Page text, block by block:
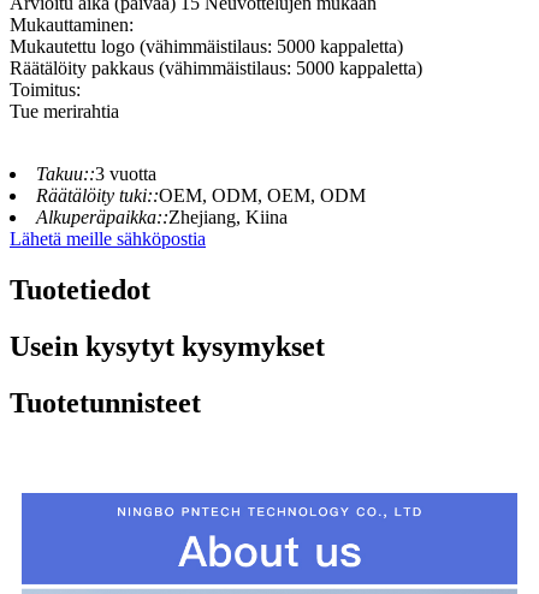
Mukauttaminen:
Mukautettu logo (vähimmäistilaus: 5000 kappaletta)
Räätälöity pakkaus (vähimmäistilaus: 5000 kappaletta)
Toimitus:
Tue merirahtia
Takuu::3 vuotta
Räätälöity tuki::OEM, ODM, OEM, ODM
Alkuperäpaikka::Zhejiang, Kiina
Lähetä meille sähköpostia
Tuotetiedot
Usein kysytyt kysymykset
Tuotetunnisteet